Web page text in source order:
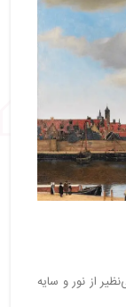
از نور و سایه